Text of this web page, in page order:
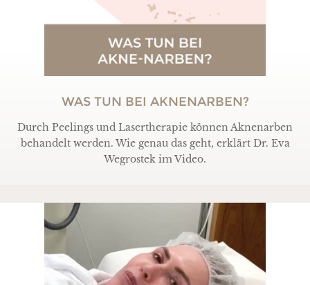
WAS TUN BEI AKNENARBEN?
Durch Peelings und Lasertherapie können Aknenarben
behandelt werden. Wie genau das geht, erklärt Dr. Eva
Wegrostek im Video.